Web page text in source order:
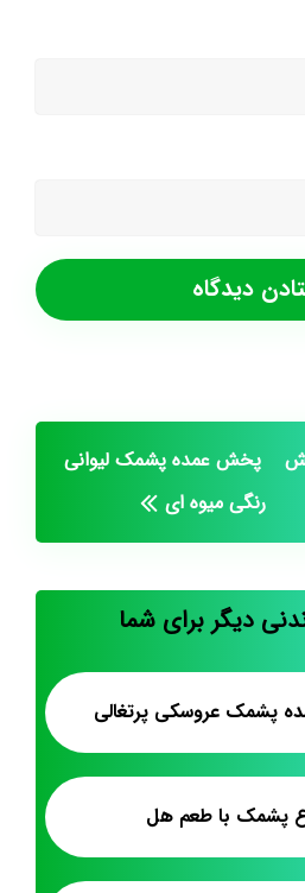
پخش عمده پشمک لیوانی
رنگی میوه ای
دیگر برای شما
پشمک عروسکی پرتغالی
پشمک با طعم هل